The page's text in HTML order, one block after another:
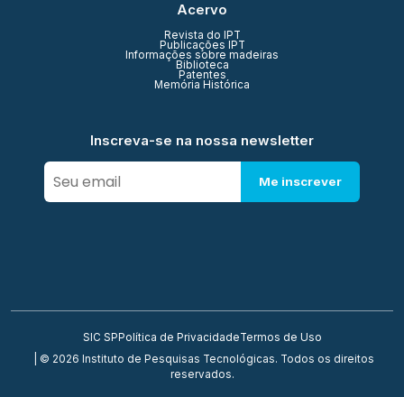
Acervo
Revista do IPT
Publicações IPT
Informações sobre madeiras
Biblioteca
Patentes
Memória Histórica
Inscreva-se na nossa newsletter
Me inscrever
SIC SP Política de PrivacidadeTermos de Uso
| © 2026 Instituto de Pesquisas Tecnológicas. Todos os direitos
reservados.